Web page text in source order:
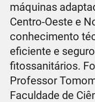
máquinas
Centro-Oeste e
conhecimento
eficiente e
fitossanitários.
Professor
Faculdade de